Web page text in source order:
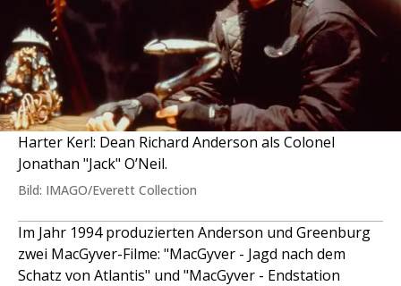
Harter Kerl: Dean Richard Anderson als Colonel
Jonathan "Jack" O’Neil.
Bild: IMAGO/Everett Collection
Im Jahr 1994 produzierten Anderson und Greenburg
zwei MacGyver-Filme: "MacGyver - Jagd nach dem
Schatz von Atlantis" und "MacGyver - Endstation